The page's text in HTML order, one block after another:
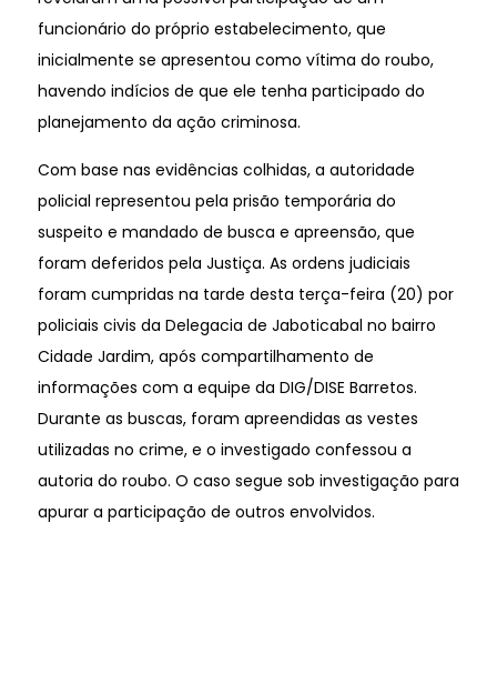
funcionário do próprio estabelecimento, que
inicialmente se apresentou como vítima do roubo,
havendo indícios de que ele tenha participado do
planejamento da ação criminosa.
Com base nas evidências colhidas, a autoridade
policial representou pela prisão temporária do
suspeito e mandado de busca e apreensão, que
foram deferidos pela Justiça. As ordens judiciais
foram cumpridas na tarde desta terça-feira (20) por
policiais civis da Delegacia de Jaboticabal no bairro
Cidade Jardim, após compartilhamento de
informações com a equipe da DIG/DISE Barretos.
Durante as buscas, foram apreendidas as vestes
utilizadas no crime, e o investigado confessou a
autoria do roubo. O caso segue sob investigação para
apurar a participação de outros envolvidos.